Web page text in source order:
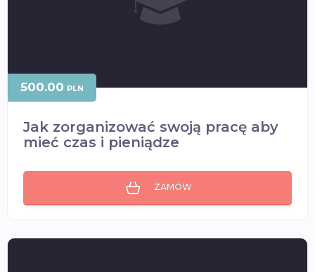
Jak zorganizować swoją pracę aby
mieć czas i pieniądze
500.00 PLN
ZAMÓW